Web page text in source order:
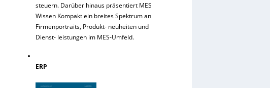
steuern. Darüber hinaus präsentiert MES
Wissen Kompakt ein breites Spektrum an
Firmenportraits, Produkt- neuheiten und
Dienst- leistungen im MES-Umfeld.
ERP